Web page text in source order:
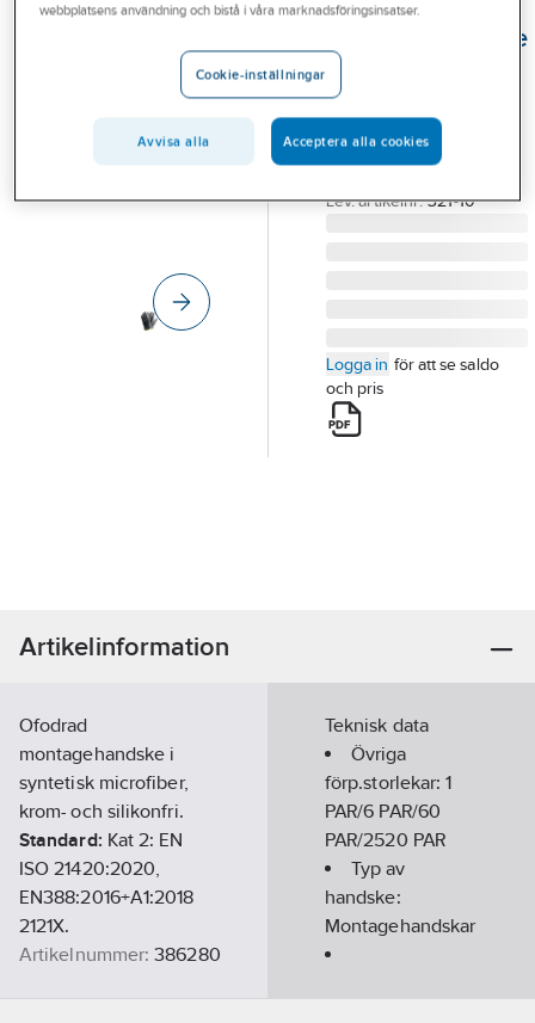
Branscher TEGERA®
Montagehandske
HANDSKE TEGERA 321
SYNTET GRÅ/SVART
NYLON STL 10
Lev. artikelnr: 321-10
Logga in för att se saldo
och pris
Artikelinformation
Ofodrad
montagehandske i
syntetisk microfiber,
krom- och silikonfri.
Standard: Kat 2: EN
ISO 21420:2020,
EN388:2016+A1:2018
2121X.
Artikelnummer: 386280
Teknisk data
Övriga
förp.storlekar:1
PAR/6 PAR/60
PAR/2520 PAR
Typ av
handske:
Montagehandskar
webbplatsens användning och bistå i våra marknadsföringsinsatser.
Cookie-inställningar
Avvisa alla Acceptera alla cookies